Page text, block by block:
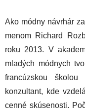
Ako módny návrhár
menom Richard
roku 2013. V
mladých módnych
francúzskou
konzultant, kde
cenné skúsenosti.